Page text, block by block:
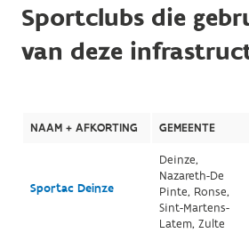
Sportclubs die
van deze
NAAM + AFKORTING GEMEENTE
Sportac Deinze
Deinze,
Nazareth-De
Pinte, Ronse,
Sint-Martens-
Latem, Zulte